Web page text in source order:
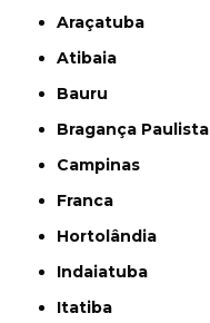
Araçatuba
Atibaia
Bauru
Bragança Paulista
Campinas
Franca
Hortolândia
Indaiatuba
Itatiba